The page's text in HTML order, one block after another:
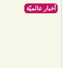
أخبار عالميّة